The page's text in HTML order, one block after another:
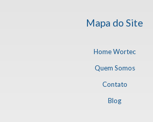
Mapa do Site
Home Wortec
Quem Somos
Contato
Blog